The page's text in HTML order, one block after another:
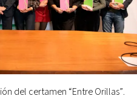
del certamen “Entre Orillas”.